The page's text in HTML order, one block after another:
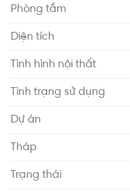
Phòng tắm
Diện tích
Tình hình nội thất
Tình trạng sử dụng
Dự án
Tháp
Trạng thái